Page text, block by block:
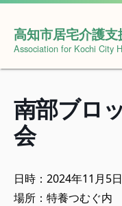
Skip
content
高知市居宅介護
Association for Kochi City
南部ブロ
会
日時：2024年11月5
場所：特養つむぐ内